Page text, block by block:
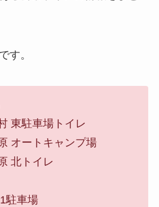
す。
東駐車場トイレ
オートキャンプ場
北トイレ
駐車場